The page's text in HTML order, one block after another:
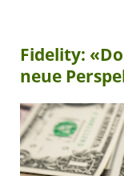
Fidelity:
neue